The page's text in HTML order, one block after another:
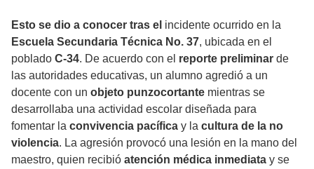
Esto se dio a conocer tras el incidente ocurrido en la
Escuela Secundaria Técnica No. 37, ubicada en el
poblado C-34. De acuerdo con el reporte preliminar de
las autoridades educativas, un alumno agredió a un
docente con un objeto punzocortante mientras se
desarrollaba una actividad escolar diseñada para
fomentar la convivencia pacífica y la cultura de la no
violencia. La agresión provocó una lesión en la mano del
maestro, quien recibió atención médica inmediata y se